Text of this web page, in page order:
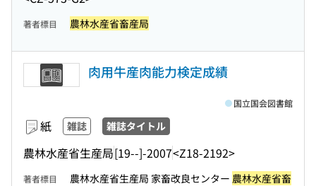
著者標目 農林水産省畜産局
肉用牛産肉能力検定成績
紙 雑誌 雑誌タイトル
農林水産省生産局[19--]-2007<Z18-2192>
国立国会図書館
著者標目 農林水産省生産局 家畜改良センター 農林水産省畜